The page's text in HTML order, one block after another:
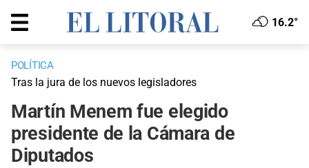
16.2°
POLÍTICA
Tras la jura de los nuevos legisladores
Martín Menem fue elegido
presidente de la Cámara de
Diputados